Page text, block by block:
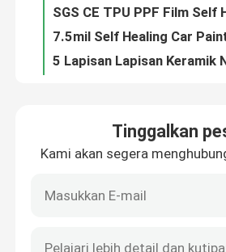
Hubungi kami
VR
Film PPF TPU
Tinggalkan
Kami akan segera